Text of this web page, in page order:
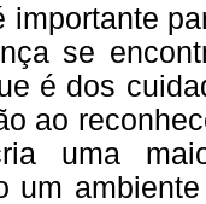
importante
se
é dos
ao
uma
um